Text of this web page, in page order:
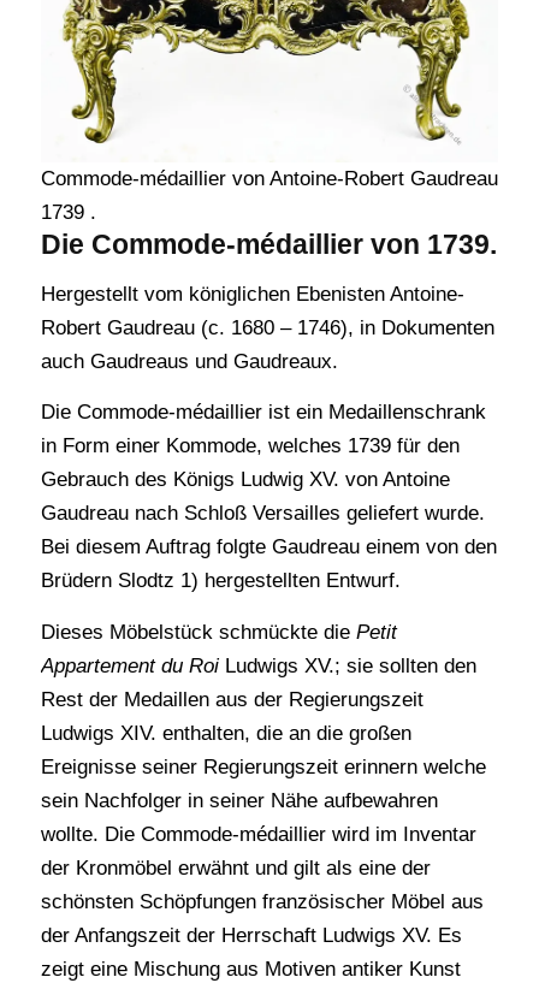
Commode-médaillier von Antoine-Robert Gaudreau
1739 .
Die Commode-médaillier von 1739.
Hergestellt vom königlichen Ebenisten Antoine-
Robert Gaudreau (c. 1680 – 1746), in Dokumenten
auch Gaudreaus und Gaudreaux.
Die Commode-médaillier ist ein Medaillenschrank
in Form einer Kommode, welches 1739 für den
Gebrauch des Königs Ludwig XV. von Antoine
Gaudreau nach Schloß Versailles geliefert wurde.
Bei diesem Auftrag folgte Gaudreau einem von den
Brüdern Slodtz 1) hergestellten Entwurf.
Dieses Möbelstück schmückte die Petit
Appartement du RoiLudwigs XV.; sie sollten den
Rest der Medaillen aus der Regierungszeit
Ludwigs XIV. enthalten, die an die großen
Ereignisse seiner Regierungszeit erinnern welche
sein Nachfolger in seiner Nähe aufbewahren
wollte. Die Commode-médaillier wird im Inventar
der Kronmöbel erwähnt und gilt als eine der
schönsten Schöpfungen französischer Möbel aus
der Anfangszeit der Herrschaft Ludwigs XV. Es
zeigt eine Mischung aus Motiven antiker Kunst